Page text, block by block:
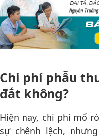
Chi phí phẫu
đắt không?
Hiện nay, chi phí mổ
sự chênh lệch,